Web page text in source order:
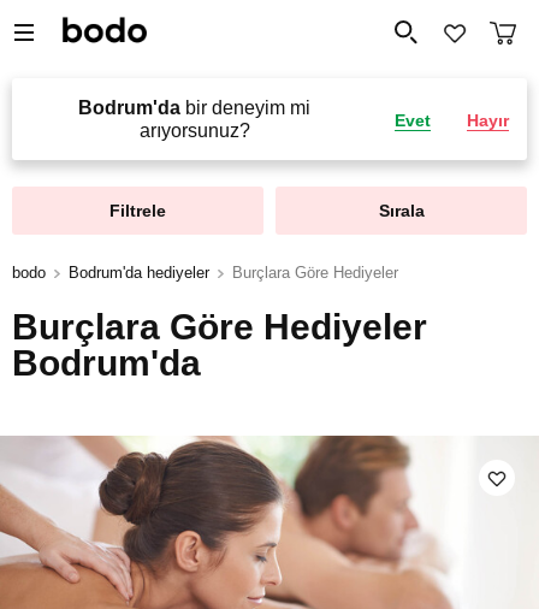
Bodrum'da bir deneyim mi
arıyorsunuz?
Evet Hayır
Filtrele Sırala
bodo Bodrum'da hediyeler Burçlara Göre Hediyeler
Burçlara Göre Hediyeler
Bodrum'da